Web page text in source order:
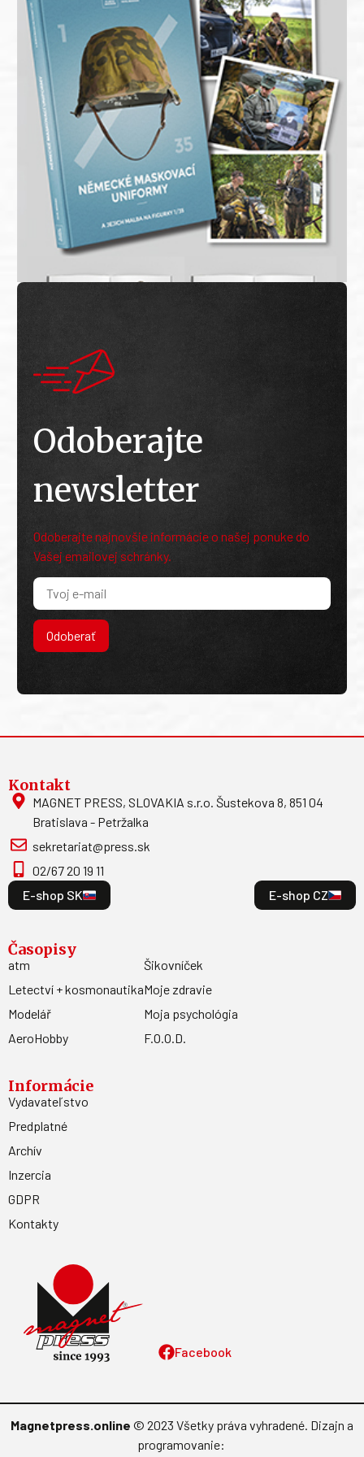
Odoberajte
newsletter
Odoberajte najnovšie informácie o našej ponuke do
Vašej emailovej schránky.
Odoberať
Facebook
Kontakt
MAGNET PRESS, SLOVAKIA s.r.o. Šustekova 8, 851 04
Bratislava - Petržalka
sekretariat@press.sk
02/67 20 19 11
E-shop SK
E-shop CZ
Časopisy
atm
Letectví + kosmonautika
Modelář
AeroHobby
Šikovníček
Moje zdravie
Moja psychológia
F.O.O.D.
Informácie
Vydavateľstvo
Predplatné
Archív
Inzercia
GDPR
Kontakty
Magnetpress.online © 2023 Všetky práva vyhradené. Dizajn a
programovanie: